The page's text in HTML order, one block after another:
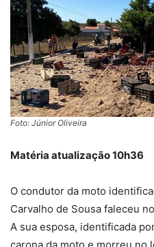
Foto: Júnior Oliveira
Matéria atualização 10h36
O condutor da moto
Carvalho de Sousa faleceu
A sua esposa, identificada